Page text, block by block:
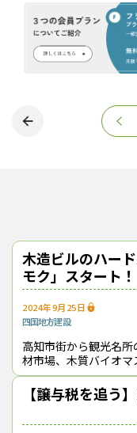
骨造）だが、庁舎内で
る。
市民の利用頻度が高
正面玄関を入ると吹き
り、床（圧密フローリ
同市産のヒノキなどを
ている。木製のテーブ
しやすい。ロビーに隣
る。屋根やルーバーに
木材使用量は約180m3
木造ビルのハー
モク」スタート
2024年9月25日
四国地方建設
高知市街から観光名
材市場、木質バイオ
の一角に今春、一風
「コレモク（
【譲与税を追う